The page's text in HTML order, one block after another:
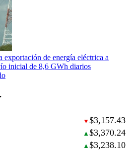
exportación de energía eléctrica a
inicial de 8,6 GWh diarios
▼ $3,157.43
▲ $3,370.24
▲ $3,238.10